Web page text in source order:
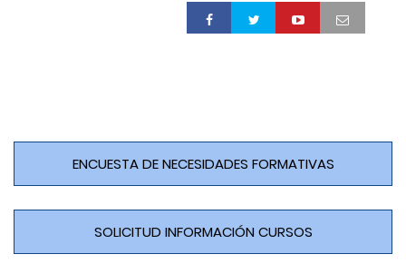
ENCUESTA DE NECESIDADES FORMATIVAS
SOLICITUD INFORMACIÓN CURSOS